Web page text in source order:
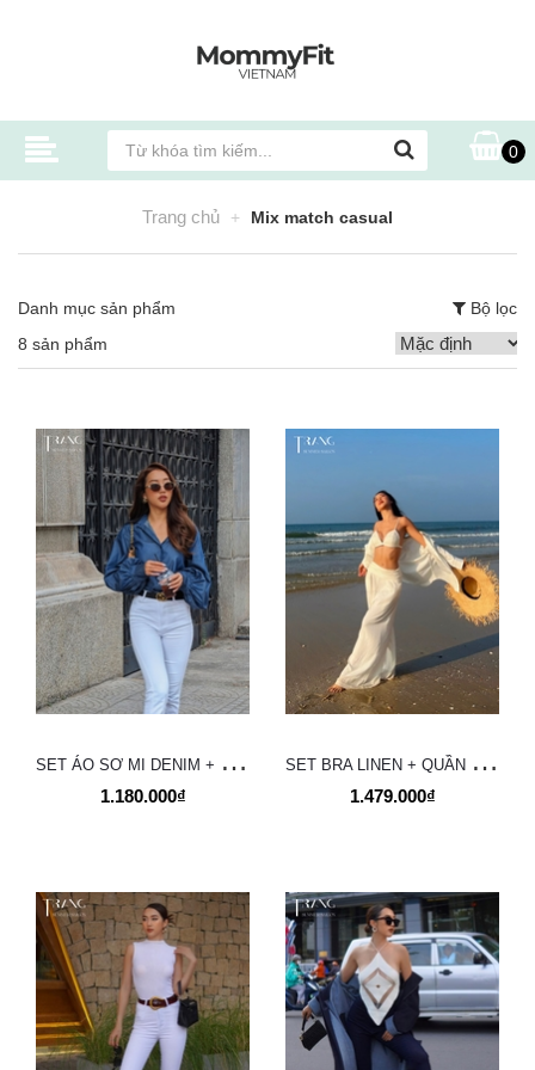
0
Trang chủ Mix match casual
Danh mục sản phẩm
Bộ lọc
8 sản phẩm
S
ET ÁO SƠ MI DENIM + QUẦN JEANS ỐNG LOE TRẮNG
1.180.000₫
S
ET BRA LINEN + QUẦN ỐNG SUÔNG CLOUD + SƠ MI COTTON MONA
1.479.000₫